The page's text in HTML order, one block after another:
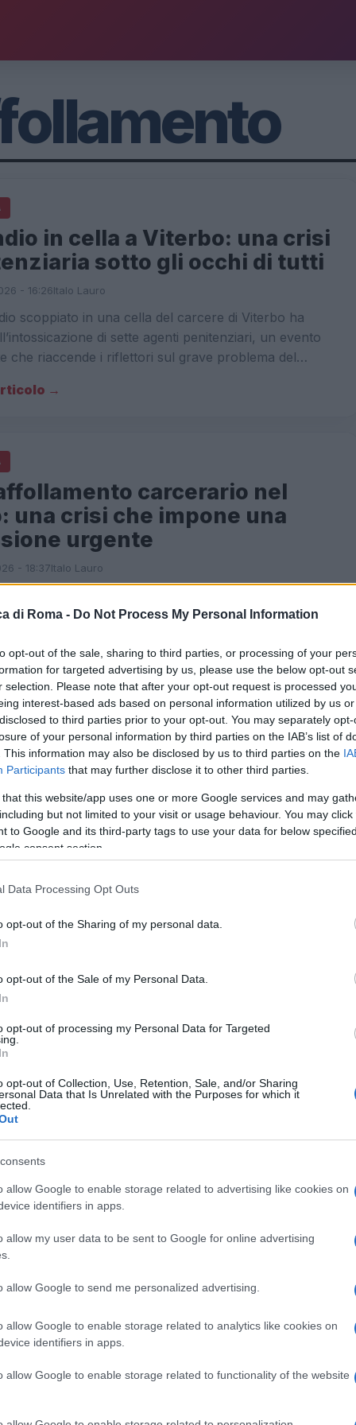
di Roma - Do Not Process My Personal Information
opt-out of the sale, sharing to third parties, or processing of your
for targeted advertising by us, please use the below opt-out
selection. Please note that after your opt-out request is processed
interest-based ads based on personal information utilized by us
to third parties prior to your opt-out. You may separately
of your personal information by third parties on the IAB’s list of
This information may also be disclosed by us to third parties on the
Participants that may further disclose it to other third parties.
that this website/app uses one or more Google services and may
but not limited to your visit or usage behaviour. You may
to Google and its third-party tags to use your data for below
consent section.
Data Processing Opt Outs
opt-out of the Sharing of my personal data.
opt-out of the Sale of my Personal Data.
opt-out of processing my Personal Data for Targeted
opt-out of Collection, Use, Retention, Sale, and/or Sharing
Data that Is Unrelated with the Purposes for which it
allow Google to enable storage related to advertising like cookies on
identifiers in apps.
allow my user data to be sent to Google for online advertising
allow Google to send me personalized advertising.
allow Google to enable storage related to analytics like cookies on
identifiers in apps.
allow Google to enable storage related to functionality of the website
in cella a Viterbo: una crisi
sotto gli occhi di tutti
- 16:26Italo Lauro
scoppiato in una cella del carcere di Viterbo ha
di sette agenti penitenziari, un evento
che riaccende i riflettori sul grave problema del…
→
carcerario nel
una crisi che impone una
urgente
- 18:37Italo Lauro
che ha superato il 149%. Questo vuol
→
Coeli, la città guarda dentro:
regole e
civile
- 12:05Italo Lauro
che non si nasconde: 1.100 detenuti a fronte di 560
→
e salute mentale:
sul collasso delle carceri
Le parole del Ministro della Giustizia, Carlo Calderone,
l’accento su una crisi che…
→
in crisi: il sovraffollamento
ci mette alla prova, chi
le conseguenze?